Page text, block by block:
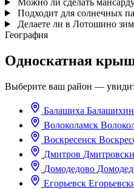
Можно ли сделать
Подходит для солнечных
Делаете ли в Лотошино
География
Односкатная
Выберите ваш район —
Балашиха
Волоколамск
Воскресенск
Дмитров
Домодедово
Егорьевск